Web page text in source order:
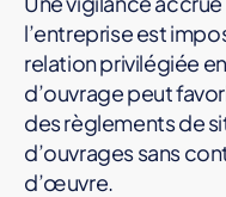
l’entreprise est
relation privilégiée
d’ouvrage peut
des règlements de
d’ouvrages sans
d’œuvre.